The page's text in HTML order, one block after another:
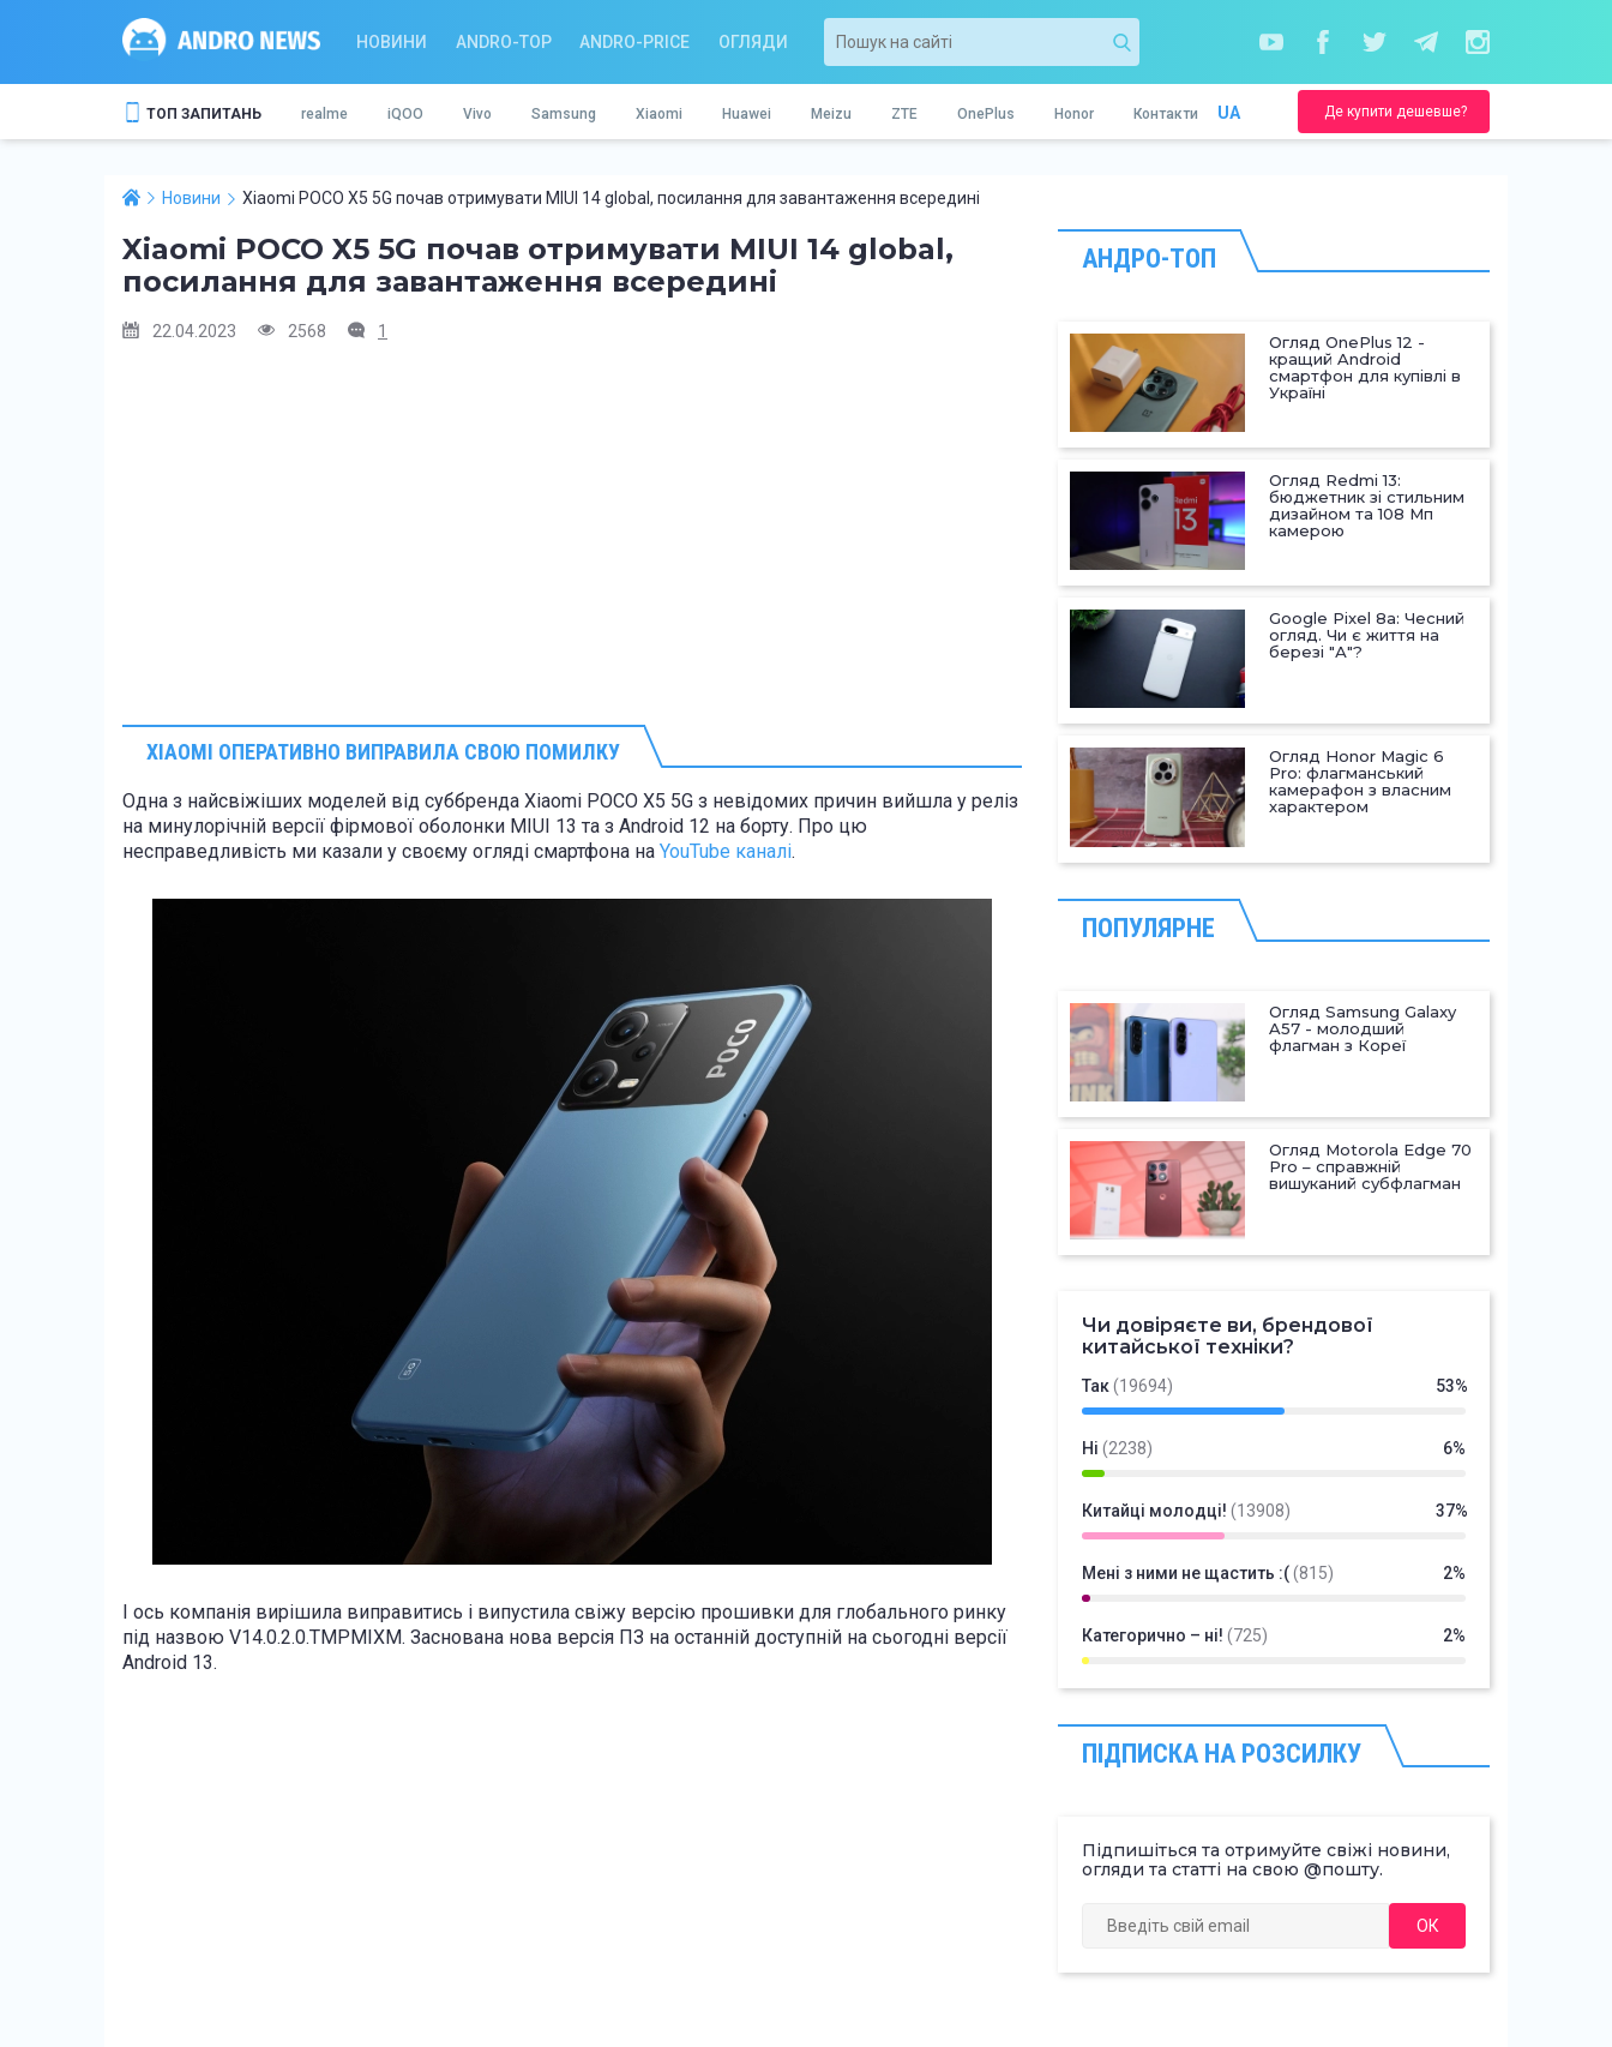
НОВИНИ ANDRO-TOP ANDRO-PRICE ОГЛЯДИ
ТОП ЗАПИТАНЬ realme iQOO Vivo Samsung Xiaomi Huawei Meizu ZTE OnePlus Honor Контакти UA Де купити дешевше?
Новини Xiaomi POCO X5 5G почав отримувати MIUI 14 global, посилання для завантаження всередині
Xiaomi POCO X5 5G почав отримувати MIUI 14 global,
посилання для завантаження всередині
22.04.2023 2568 1
XIAOMI ОПЕРАТИВНО ВИПРАВИЛА СВОЮ ПОМИЛКУ
Одна з найсвіжіших моделей від суббренда Xiaomi POCO X5 5G з невідомих причин вийшла у реліз
на минулорічній версії фірмової оболонки MIUI 13 та з Android 12 на борту. Про цю
несправедливість ми казали у своєму огляді смартфона на YouTube каналі.
І ось компанія вирішила виправитись і випустила свіжу версію прошивки для глобального ринку
під назвою V14.0.2.0.TMPMIXM. Заснована нова версія ПЗ на останній доступній на сьогодні версії
Android 13.
АНДРО-ТОП
Огляд OnePlus 12 -
кращий Android
смартфон для купівлі в
Україні
Огляд Redmi 13:
бюджетник зі стильним
дизайном та 108 Мп
камерою
Google Pixel 8a: Чесний
огляд. Чи є життя на
березі "А"?
Огляд Honor Magic 6
Pro: флагманський
камерафон з власним
характером
ПОПУЛЯРНЕ
Огляд Samsung Galaxy
A57 - молодший
флагман з Кореї
Огляд Motorola Edge 70
Pro – справжній
вишуканий субфлагман
Чи довіряєте ви, брендової
китайської техніки?
Так(19694) 53%
Ні (2238) 6%
Китайці молодці! (13908) 37%
Мені з ними не щастить :((815) 2%
Категорично – ні! (725) 2%
ПІДПИСКА НА РОЗСИЛКУ
Підпишіться та отримуйте свіжі новини,
огляди та статті на свою @пошту.
ОК